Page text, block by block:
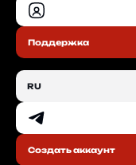
Поддержка
RU
EN
Создать аккаунт